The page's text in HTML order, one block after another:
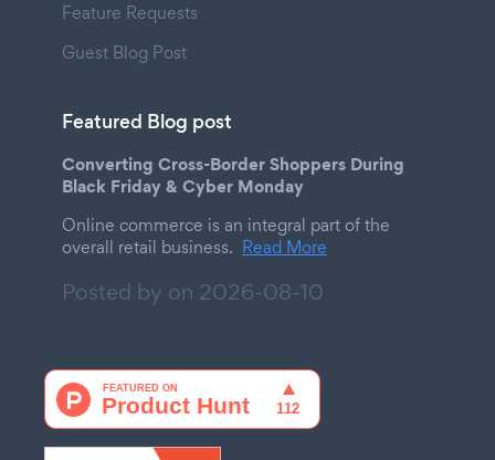
Feature Requests
Guest Blog Post
Featured Blog post
Converting Cross-Border Shoppers During
Black Friday & Cyber Monday
Online commerce is an integral part of the
overall retail business. Read More
Posted by on 2026-08-10